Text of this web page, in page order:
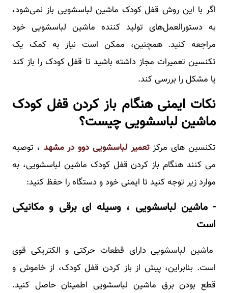
اگر با این روش قفل کودک ماشین لباسشویی باز نمی‌شود،
به دستورالعمل‌های تولید کننده ماشین لباسشویی خود
مراجعه کنید. همچنین، ممکن است نیاز به کمک یک
تکنسین تعمیرات مجاز داشته باشید تا قفل کودک را باز کند
یا مشکل را بررسی کند.
نکات ایمنی هنگام باز کردن قفل کودک
ماشین لباسشویی چیست؟
تکنسین های مرکزتعمیر لباسشویی دوو در مشهد ، توصیه
می کنند هنگام باز کردن قفل کودک ماشین لباسشویی، به
موارد زیر توجه کنید تا ایمنی خود و دستگاه را حفظ کنید:
- ماشین لباسشویی ، وسیله ای برقی و مکانیکی
است
ماشین لباسشویی دارای قطعات حرکتی و الکتریکی قوی
است. بنابراین، پیش از باز کردن قفل کودک، از خاموش و
قطع بودن برق ماشین لباسشویی اطمینان حاصل کنید.